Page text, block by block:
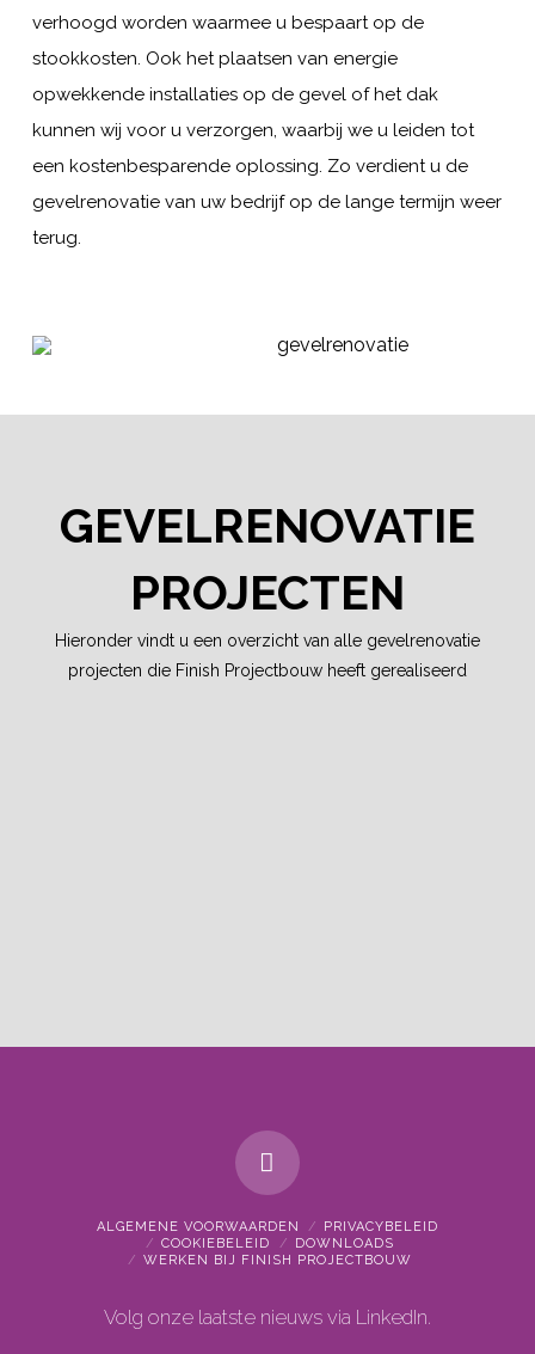
verhoogd worden waarmee u bespaart op de
stookkosten. Ook het plaatsen van energie
opwekkende installaties op de gevel of het dak
kunnen wij voor u verzorgen, waarbij we u leiden tot
een kostenbesparende oplossing. Zo verdient u de
gevelrenovatie van uw bedrijf op de lange termijn weer
terug.
GEVELRENOVATIE
PROJECTEN
Hieronder vindt u een overzicht van alle gevelrenovatie
projecten die Finish Projectbouw heeft gerealiseerd
ALGEMENE VOORWAARDEN
PRIVACYBELEID
COOKIEBELEID
DOWNLOADS
WERKEN BIJ FINISH PROJECTBOUW
Volg onze laatste nieuws via LinkedIn.